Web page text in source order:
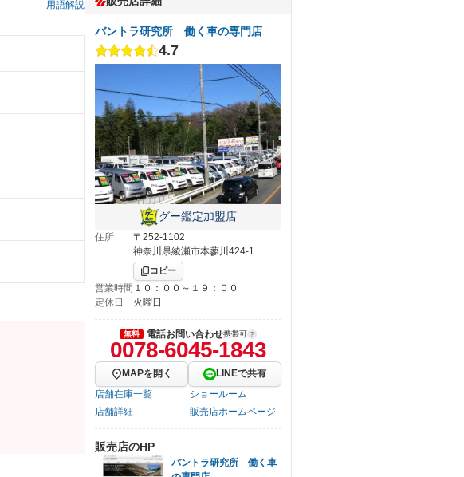
用語解説
バントラ研究所 働く車の専門店
4.7
グー鑑定加盟店
住所
〒252-1102
神奈川県綾瀬市本蓼川424-1
コピー
営業時間 １０：００～１９：００
定休日
火曜日
無料 電話お問い合わせ携帯可
0078-6045-1843
MAPを開く
LINEで共有
店舗在庫一覧
ショールーム
店舗詳細
販売店ホームページ
販売店のHP
バントラ研究所 働く車